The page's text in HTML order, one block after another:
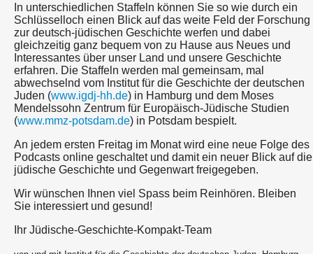
In unterschiedlichen Staffeln können Sie so wie durch ein
Schlüsselloch einen Blick auf das weite Feld der Forschung
zur deutsch-jüdischen Geschichte werfen und dabei
gleichzeitig ganz bequem von zu Hause aus Neues und
Interessantes über unser Land und unsere Geschichte
erfahren. Die Staffeln werden mal gemeinsam, mal
abwechselnd vom Institut für die Geschichte der deutschen
Juden (www.igdj-hh.de) in Hamburg und dem Moses
Mendelssohn Zentrum für Europäisch-Jüdische Studien
(www.mmz-potsdam.de) in Potsdam bespielt.
An jedem ersten Freitag im Monat wird eine neue Folge des
Podcasts online geschaltet und damit ein neuer Blick auf die
jüdische Geschichte und Gegenwart freigegeben.
Wir wünschen Ihnen viel Spass beim Reinhören. Bleiben
Sie interessiert und gesund!
Ihr Jüdische-Geschichte-Kompakt-Team